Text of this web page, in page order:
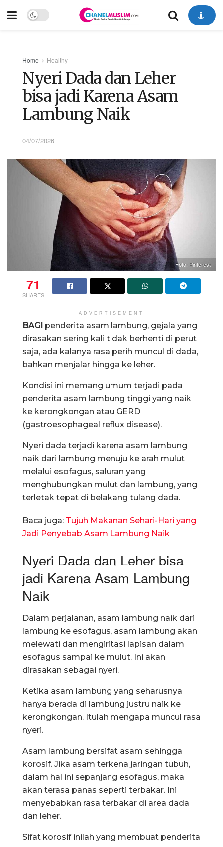
Home Healthy
Nyeri Dada dan Leher
bisa jadi Karena Asam
Lambung Naik
04/07/2026
Foto: Pinterest
71
SHARES
ADVERTISEMENT
BAGI penderita asam lambung, gejala yang
dirasakan sering kali tidak berhenti di perut
saja, ada kalanya rasa perih muncul di dada,
bahkan menjalar hingga ke leher.
Kondisi ini memang umum terjadi pada
penderita asam lambung tinggi yang naik
ke kerongkongan atau GERD
(gastroesophageal reflux disease).
Nyeri dada terjadi karena asam lambung
naik dari lambung menuju ke arah mulut
melalui esofagus, saluran yang
menghubungkan mulut dan lambung, yang
terletak tepat di belakang tulang dada.
Baca juga: Tujuh Makanan Sehari-Hari yang
Jadi Penyebab Asam Lambung Naik
Nyeri Dada dan Leher bisa
jadi Karena Asam Lambung
Naik
Dalam perjalanan, asam lambung naik dari
lambung ke esofagus, asam lambung akan
melewati dan mengiritasi lapisan dalam
esofagus sampai ke mulut. Ini akan
dirasakan sebagai nyeri.
Ketika asam lambung yang seharusnya
hanya berada di lambung justru naik ke
kerongkongan. Itulah mengapa muncul rasa
nyeri.
Asam lambung bersifat asam sehingga
korosif. Jika asam terkena jaringan tubuh,
dalam hal ini sepanjang esofagus, maka
akan terasa panas seperti terbakar. Ini
menyebabkan rasa terbakar di area dada
dan leher.
Sifat korosif inilah yang membuat penderita